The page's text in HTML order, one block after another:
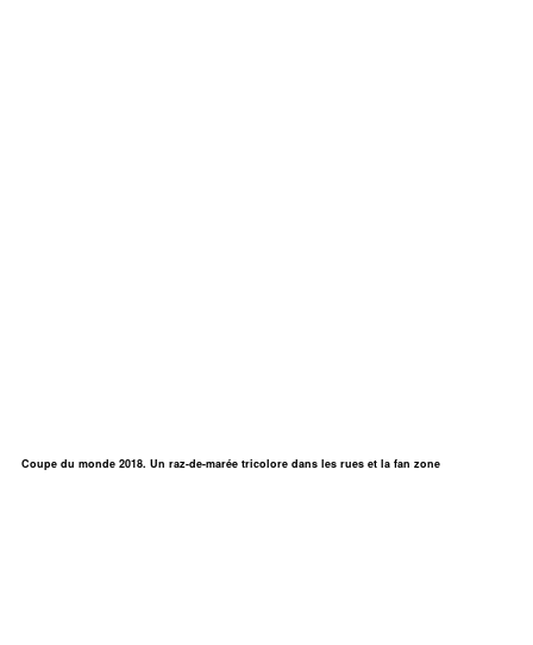
Coupe du monde 2018. Un raz-de-marée tricolore dans les rues et la fan zone